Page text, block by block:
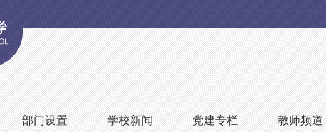
部门设置 学校新闻 党建专栏 教师频道